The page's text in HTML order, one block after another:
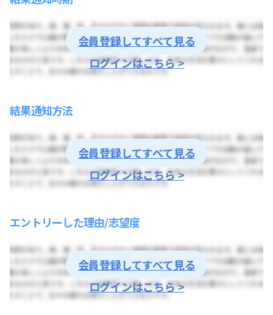
会員登録してすべて見る
ログインはこちら >
結果通知方法
会員登録してすべて見る
ログインはこちら >
エントリーした理由/志望度
会員登録してすべて見る
ログインはこちら >